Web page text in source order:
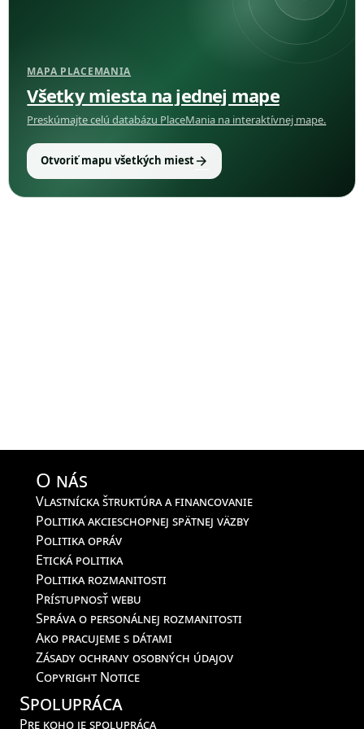
MAPA PLACEMANIA
Všetky miesta na jednej mape
Preskúmajte celú databázu PlaceMania na interaktívnej mape.
Otvoriť mapu všetkých miestarrow_forward
O nás
Vlastnícka štruktúra a financovanie
Politika akcieschopnej spätnej väzby
Politika opráv
Etická politika
Politika rozmanitosti
Prístupnosť webu
Správa o personálnej rozmanitosti
Ako pracujeme s dátami
Zásady ochrany osobných údajov
Copyright Notice
Spolupráca
Pre koho je spolupráca